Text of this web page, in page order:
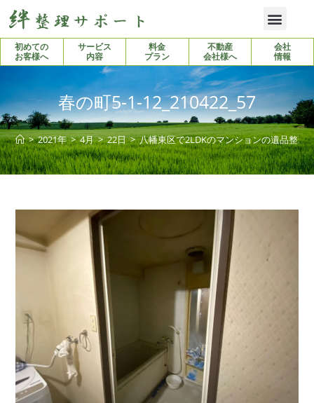
初めての
お客様へ
サービス
内容
料金
プラン
不動産
会社様へ
会社
情報
春の町5-1-12_210422_57
> 2021年 > 4月 > 22日 > 八幡東区で2LDKのマンションの遺品整理